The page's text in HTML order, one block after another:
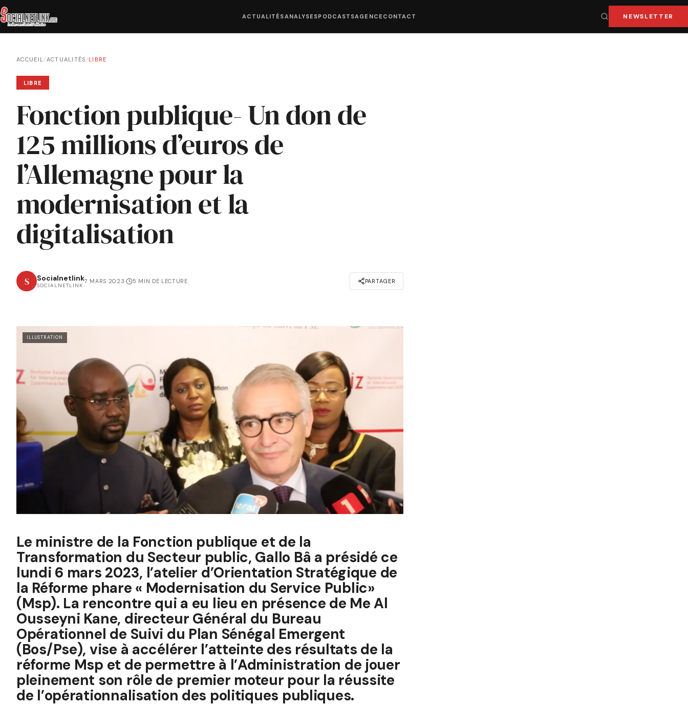
ACTUALITÉSANALYSESPODCASTSAGENCE CONTACT NEWSLETTER
ACCUEIL/ACTUALITÉS /LIBRE
LIBRE
Fonction publique- Un don de
125 millions d’euros de
l’Allemagne pour la
modernisation et la
digitalisation
S Socialnetlink
SOCIALNETLINK
7 MARS 2023· 5 MIN DE LECTURE PARTAGER
ILLUSTRATION
Le ministre de la Fonction publique et de la
Transformation du Secteur public, Gallo Bâ a présidé ce
lundi 6 mars 2023, l’atelier d’Orientation Stratégique de
la Réforme phare « Modernisation du Service Public»
(Msp). La rencontre qui a eu lieu en présence de Me Al
Ousseyni Kane, directeur Général du Bureau
Opérationnel de Suivi du Plan Sénégal Emergent
(Bos/Pse), vise à accélérer l’atteinte des résultats de la
réforme Msp et de permettre à l’Administration de jouer
pleinement son rôle de premier moteur pour la réussite
de l’opérationnalisation des politiques publiques.